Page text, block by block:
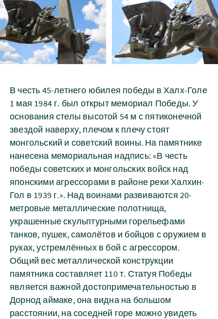
В честь 45-летнего юбилея победы в Халх-Голе
1 мая 1984 г. был открыт мемориал Победы. У
основания стелы высотой 54 м с пятиконечной
звездой наверху, плечом к плечу стоят
монгольский и советский воины. На памятнике
нанесена мемориальная надпись: «В честь
победы советских и монгольских войск над
японскими агрессорами в районе реки Халхин-
Гол в 1939 г.». Над воинами развиваются 20-
метровые металлические полотнища,
украшенные скульптурными горельефами
танков, пушек, самолётов и бойцов с оружием в
руках, устремлённых в бой с агрессором.
Общий вес металлической конструкции
памятника составляет 110 т. Статуя Победы
является важной достопримечательностью в
Дорнод аймаке, она видна на большом
расстоянии, на соседней горе можно увидеть